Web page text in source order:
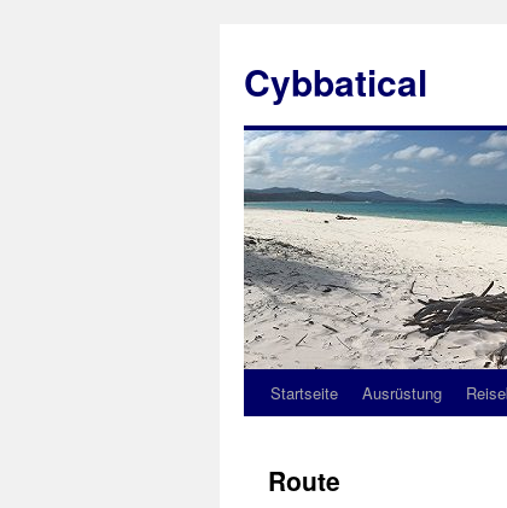
springen
Cybbatical
Startseite Ausrüstung
Route